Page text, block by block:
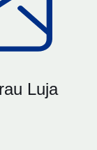
Luja